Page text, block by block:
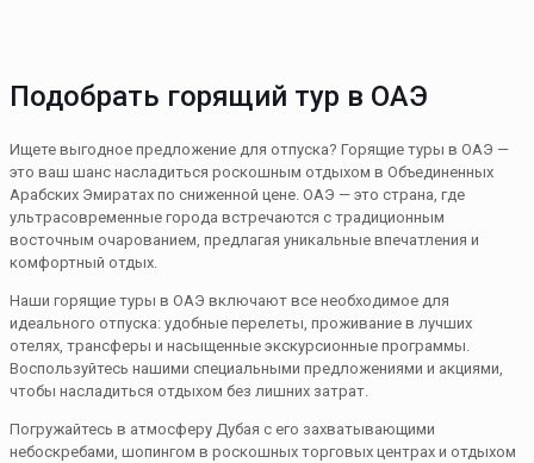
Подобрать горящий тур в ОАЭ
Ищете выгодное предложение для отпуска? Горящие туры в ОАЭ —
это ваш шанс насладиться роскошным отдыхом в Объединенных
Арабских Эмиратах по сниженной цене. ОАЭ — это страна, где
ультрасовременные города встречаются с традиционным
восточным очарованием, предлагая уникальные впечатления и
комфортный отдых.
Наши горящие туры в ОАЭ включают все необходимое для
идеального отпуска: удобные перелеты, проживание в лучших
отелях, трансферы и насыщенные экскурсионные программы.
Воспользуйтесь нашими специальными предложениями и акциями,
чтобы насладиться отдыхом без лишних затрат.
Погружайтесь в атмосферу Дубая с его захватывающими
небоскребами, шопингом в роскошных торговых центрах и отдыхом